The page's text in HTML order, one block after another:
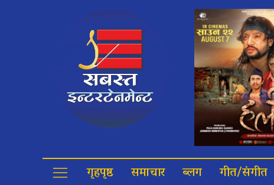
गृहपृष्ठ समाचार ब्लग गीत/संगीत